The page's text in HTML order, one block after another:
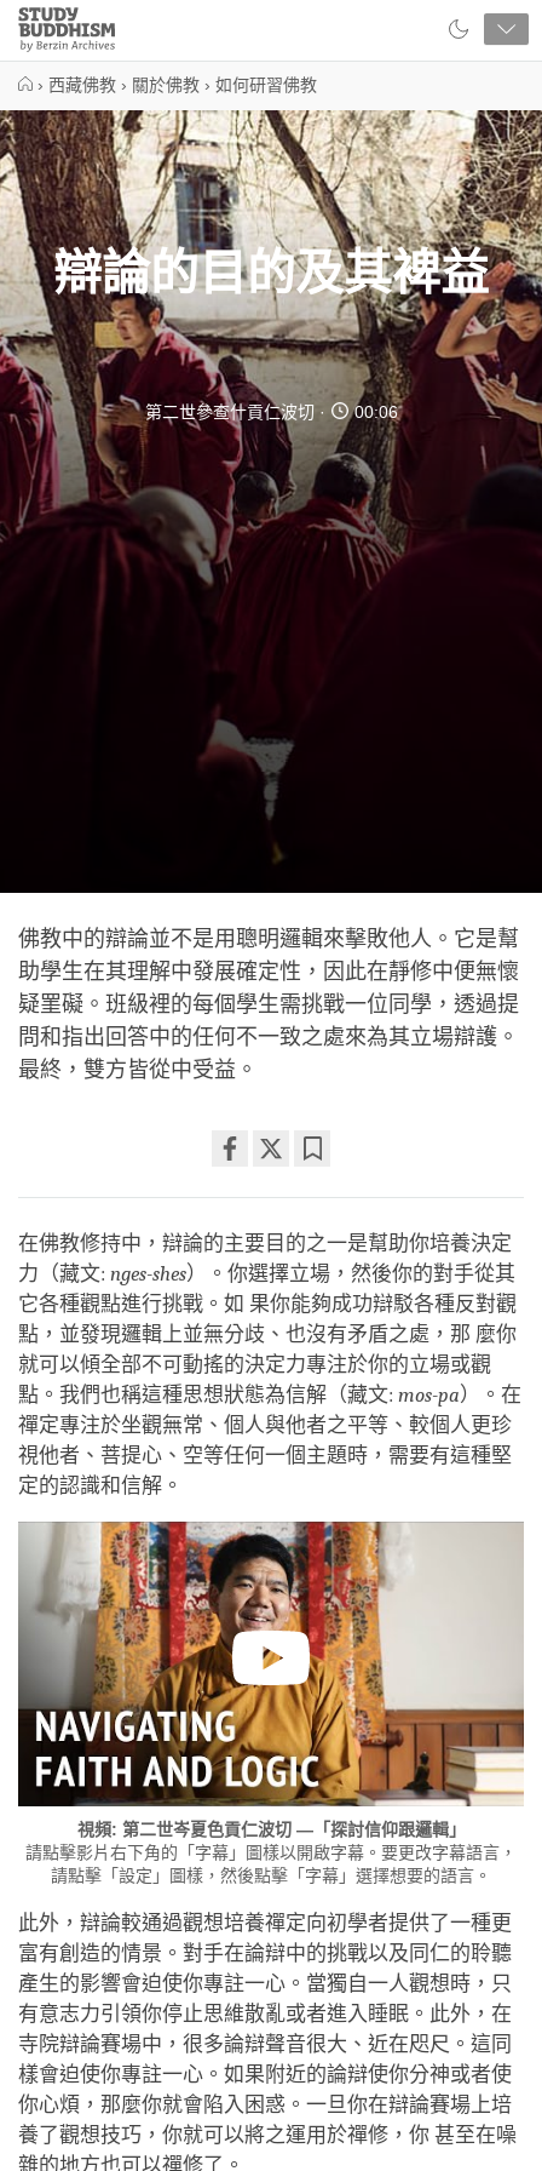
Close
Study
Buddhism
› 西藏佛教 › 關於佛教 › 如何研習佛教
辯論的目的及其裨益
第二世參查什貢仁波切 00:06
佛教中的辯論並不是用聰明邏輯來擊敗他人。它是幫
助學生在其理解中發展確定性，因此在靜修中便無懷
疑罣礙。班級裡的每個學生需挑戰一位同學，透過提
問和指出回答中的任何不一致之處來為其立場辯護。
最終，雙方皆從中受益。
facebook
在佛教修持中，辯論的主要目的之一是幫助你培養決定
力（藏文: nges-shes）。你選擇立場，然後你的對手從其
它各種觀點進行挑戰。如 果你能夠成功辯駁各種反對觀
點，並發現邏輯上並無分歧、也沒有矛盾之處，那 麼你
就可以傾全部不可動搖的決定力專注於你的立場或觀
點。我們也稱這種思想狀態為信解（藏文: mos-pa）。在
禪定專注於坐觀無常、個人與他者之平等、較個人更珍
視他者、菩提心、空等任何一個主題時，需要有這種堅
定的認識和信解。
視頻: 第二世岑夏色貢仁波切 —「探討信仰跟邏輯」
請點擊影片右下角的「字幕」圖樣以開啟字幕。要更改字幕語言，
請點擊「設定」圖樣，然後點擊「字幕」選擇想要的語言。
此外，辯論較通過觀想培養禪定向初學者提供了一種更
富有創造的情景。對手在論辯中的挑戰以及同仁的聆聽
產生的影響會迫使你專註一心。當獨自一人觀想時，只
有意志力引領你停止思維散亂或者進入睡眠。此外，在
寺院辯論賽場中，很多論辯聲音很大、近在咫尺。這同
樣會迫使你專註一心。如果附近的論辯使你分神或者使
你心煩，那麼你就會陷入困惑。一旦你在辯論賽場上培
養了觀想技巧，你就可以將之運用於禪修，你 甚至在噪
雜的地方也可以禪修了。